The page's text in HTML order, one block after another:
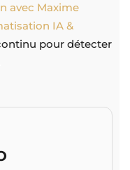
avec Maxime
IA &
pour détecter